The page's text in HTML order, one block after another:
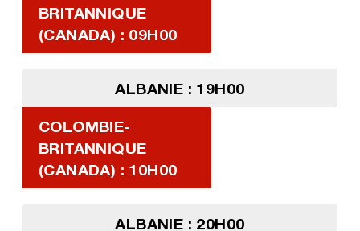
BRITANNIQUE
(CANADA) : 09H00
ALBANIE : 19H00
COLOMBIE-
BRITANNIQUE
(CANADA) : 10H00
ALBANIE : 20H00